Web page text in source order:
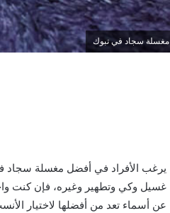
مغسلة سجاد في تبوك
يرغب الأفراد في أفضل مغسلة سجاد
غسيل وكي وتطهير وغيره، فإن كنت
عن أسماء تعد من أفضلها لاختيار